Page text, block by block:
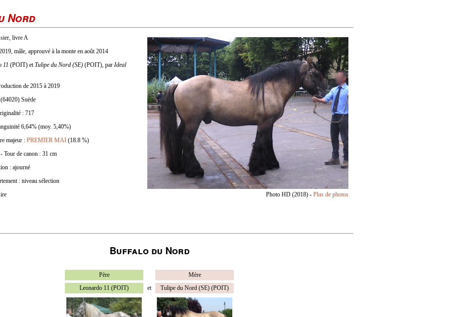
Nord
Photo HD (2018) - Plus de photos
livre A
mâle, approuvé à la monte en août 2014
11 (POIT) etTulipe du Nord (SE) (POIT), par Ideal
de 2015 à 2019
Suède
: 717
6,64% (moy. 5,40%)
majeur : PREMIER MAI (18.8 %)
Tour de canon : 31 cm
: ajourné
: niveau sélection
Buffalo du Nord
Père
Mère
Leonardo 11 (POIT)
et Tulipe du Nord (SE) (POIT)